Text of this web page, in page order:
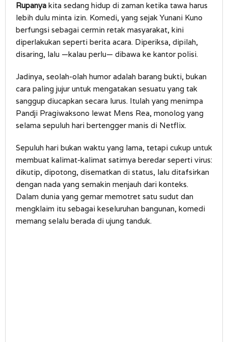
Rupanya kita sedang hidup di zaman ketika tawa harus
lebih dulu minta izin. Komedi, yang sejak Yunani Kuno
berfungsi sebagai cermin retak masyarakat, kini
diperlakukan seperti berita acara. Diperiksa, dipilah,
disaring, lalu —kalau perlu— dibawa ke kantor polisi.
Jadinya, seolah-olah humor adalah barang bukti, bukan
cara paling jujur untuk mengatakan sesuatu yang tak
sanggup diucapkan secara lurus. Itulah yang menimpa
Pandji Pragiwaksono lewat Mens Rea, monolog yang
selama sepuluh hari bertengger manis di Netflix.
Sepuluh hari bukan waktu yang lama, tetapi cukup untuk
membuat kalimat-kalimat satirnya beredar seperti virus:
dikutip, dipotong, disematkan di status, lalu ditafsirkan
dengan nada yang semakin menjauh dari konteks.
Dalam dunia yang gemar memotret satu sudut dan
mengklaim itu sebagai keseluruhan bangunan, komedi
memang selalu berada di ujung tanduk.